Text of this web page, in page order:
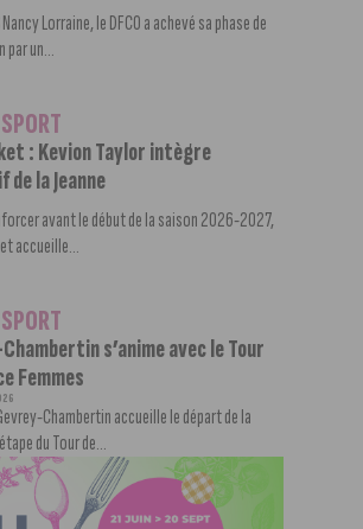
Nancy Lorraine, le DFCO a achevé sa phase de
par un...
SPORT
: Kevion Taylor intègre
la Jeanne
avant le début de la saison 2026-2027,
accueille...
SPORT
s’anime avec le Tour
Femmes
Chambertin accueille le départ de la
du Tour de...